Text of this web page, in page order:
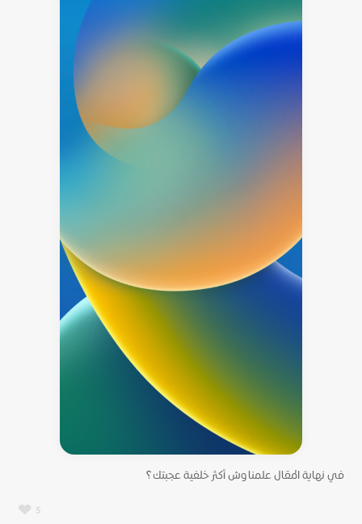
في نهاية المقال علمنا وش أكثر خلفية عجبتك؟
5